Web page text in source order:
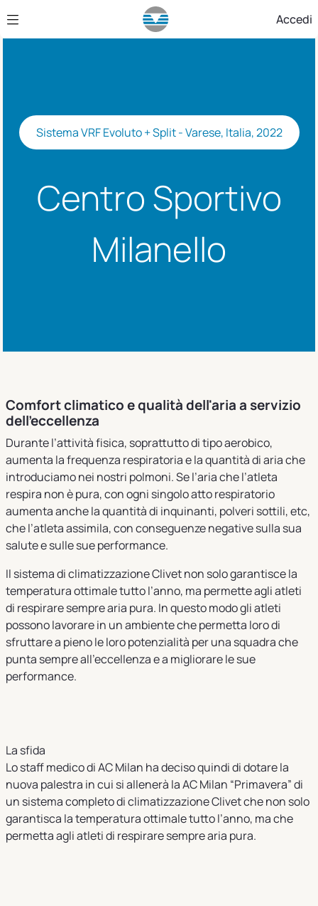
Skip to Main Content Accedi
Sistema VRF Evoluto + Split - Varese, Italia, 2022
Centro Sportivo
Milanello
Comfort climatico e qualità dell'aria a servizio
dell'eccellenza
Durante l’attività fisica, soprattutto di tipo aerobico,
aumenta la frequenza respiratoria e la quantità di aria che
introduciamo nei nostri polmoni. Se l’aria che l’atleta
respira non è pura, con ogni singolo atto respiratorio
aumenta anche la quantità di inquinanti, polveri sottili, etc,
che l’atleta assimila, con conseguenze negative sulla sua
salute e sulle sue performance.
Il sistema di climatizzazione Clivet non solo garantisce la
temperatura ottimale tutto l’anno, ma permette agli atleti
di respirare sempre aria pura. In questo modo gli atleti
possono lavorare in un ambiente che permetta loro di
sfruttare a pieno le loro potenzialità per una squadra che
punta sempre all’eccellenza e a migliorare le sue
performance.
La sfida
Lo staff medico di AC Milan ha deciso quindi di dotare la
nuova palestra in cui si allenerà la AC Milan “Primavera” di
un sistema completo di climatizzazione Clivet che non solo
garantisca la temperatura ottimale tutto l’anno, ma che
permetta agli atleti di respirare sempre aria pura.